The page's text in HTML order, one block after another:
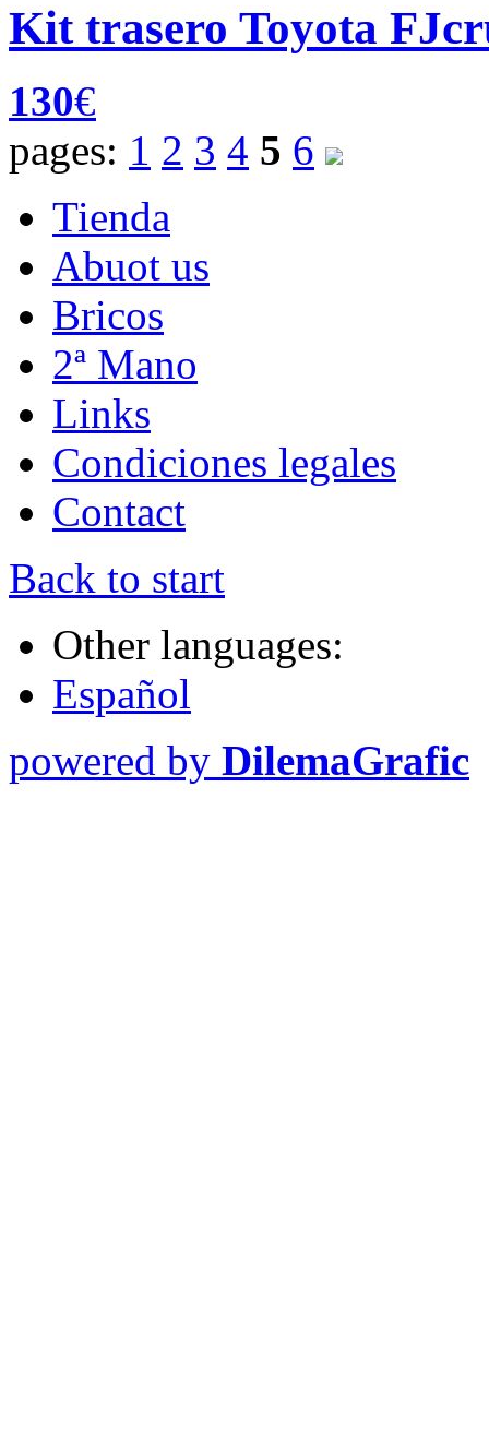
Kit trasero Toyota
130€
pages: 1 2 3 4 5 6
Tienda
Abuot us
Bricos
2ª Mano
Links
Condiciones legales
Contact
Back to start
Other languages:
Español
powered by DilemaGrafic